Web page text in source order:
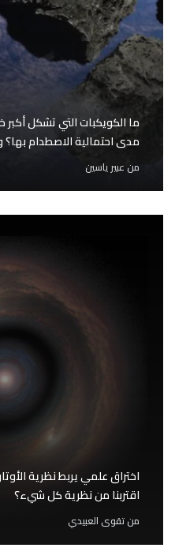
ما الكويكبات التي تشكل
مدى احتمالية الاصطدام
منعبير ياسين
اختراق علمي يربط نظرية
اقتربنا من نظرية كل شيء؟
منتقوى العبيدي